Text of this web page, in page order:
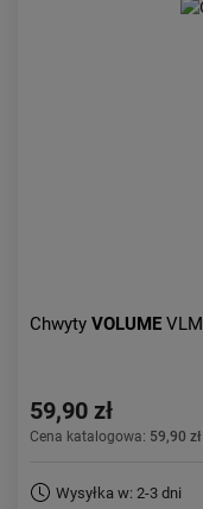
Chwyty VOLUME VLM
59,90 zł
Cena katalogowa: 59,90 zł
Wysyłka w: 2-3 dni